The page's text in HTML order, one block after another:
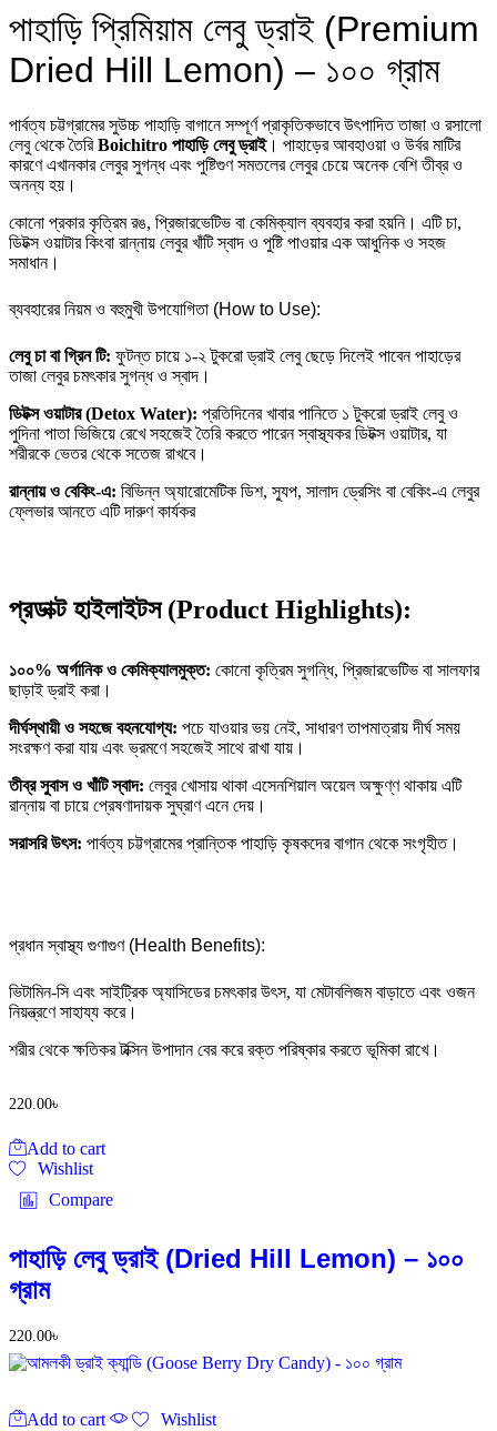
পাহাড়ি প্রিমিয়াম লেবু ড্রাই (Premium
Dried Hill Lemon) – ১০০ গ্রাম
পার্বত্য চট্টগ্রামের সুউচ্চ পাহাড়ি বাগানে সম্পূর্ণ প্রাকৃতিকভাবে উৎপাদিত তাজা ও রসালো
লেবু থেকে তৈরিBoichitro পাহাড়ি লেবু ড্রাই। পাহাড়ের আবহাওয়া ও উর্বর মাটির
কারণে এখানকার লেবুর সুগন্ধ এবং পুষ্টিগুণ সমতলের লেবুর চেয়ে অনেক বেশি তীব্র ও
অনন্য হয়।
কোনো প্রকার কৃত্রিম রঙ, প্রিজারভেটিভ বা কেমিক্যাল ব্যবহার করা হয়নি। এটি চা,
ডিটক্স ওয়াটার কিংবা রান্নায় লেবুর খাঁটি স্বাদ ও পুষ্টি পাওয়ার এক আধুনিক ও সহজ
সমাধান।
ব্যবহারের নিয়ম ও বহুমুখী উপযোগিতা (How to Use):
লেবু চা বা গ্রিন টি: ফুটন্ত চায়ে ১-২ টুকরো ড্রাই লেবু ছেড়ে দিলেই পাবেন পাহাড়ের
তাজা লেবুর চমৎকার সুগন্ধ ও স্বাদ।
ডিটক্স ওয়াটার (Detox Water): প্রতিদিনের খাবার পানিতে ১ টুকরো ড্রাই লেবু ও
পুদিনা পাতা ভিজিয়ে রেখে সহজেই তৈরি করতে পারেন স্বাস্থ্যকর ডিটক্স ওয়াটার, যা
শরীরকে ভেতর থেকে সতেজ রাখবে।
রান্নায় ও বেকিং-এ: বিভিন্ন অ্যারোমেটিক ডিশ, স্যুপ, সালাদ ড্রেসিং বা বেকিং-এ লেবুর
ফ্লেভার আনতে এটি দারুণ কার্যকর
প্রডাক্ট হাইলাইটস (Product Highlights):
১০০% অর্গানিক ও কেমিক্যালমুক্ত: কোনো কৃত্রিম সুগন্ধি, প্রিজারভেটিভ বা সালফার
ছাড়াই ড্রাই করা।
দীর্ঘস্থায়ী ও সহজে বহনযোগ্য: পচে যাওয়ার ভয় নেই, সাধারণ তাপমাত্রায় দীর্ঘ সময়
সংরক্ষণ করা যায় এবং ভ্রমণে সহজেই সাথে রাখা যায়।
তীব্র সুবাস ও খাঁটি স্বাদ: লেবুর খোসায় থাকা এসেনশিয়াল অয়েল অক্ষুণ্ণ থাকায় এটি
রান্নায় বা চায়ে প্রেষণাদায়ক সুঘ্রাণ এনে দেয়।
সরাসরি উৎস: পার্বত্য চট্টগ্রামের প্রান্তিক পাহাড়ি কৃষকদের বাগান থেকে সংগৃহীত।
প্রধান স্বাস্থ্য গুণাগুণ (Health Benefits):
ভিটামিন-সি এবং সাইট্রিক অ্যাসিডের চমৎকার উৎস, যা মেটাবলিজম বাড়াতে এবং ওজন
নিয়ন্ত্রণে সাহায্য করে।
শরীর থেকে ক্ষতিকর টক্সিন উপাদান বের করে রক্ত পরিষ্কার করতে ভূমিকা রাখে।
220.00৳
Add to cart
Wishlist
Compare
পাহাড়ি লেবু ড্রাই (Dried Hill Lemon) – ১০০
গ্রাম
220.00৳
Add to cart
Wishlist